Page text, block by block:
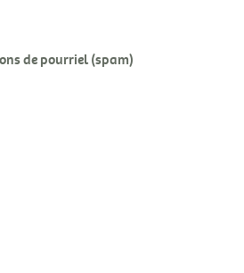
de pourriel (spam)